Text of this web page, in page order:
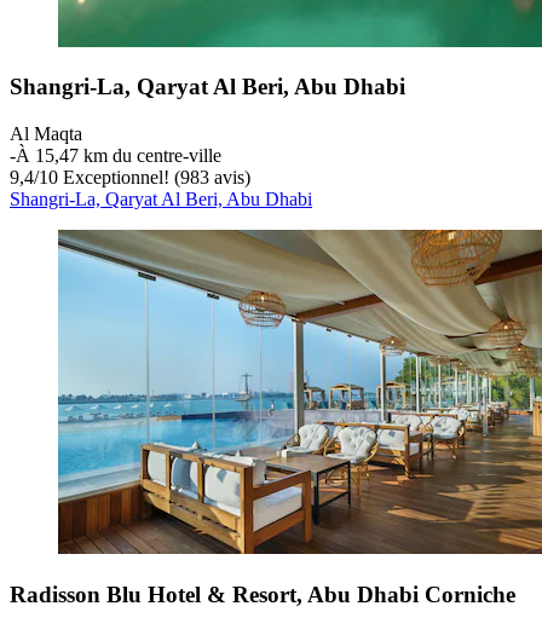
Shangri-La, Qaryat Al Beri, Abu Dhabi
Al Maqta
‐À 15,47 km du centre-ville
9,4/10 Exceptionnel! (983 avis)
Shangri-La, Qaryat Al Beri, Abu Dhabi
Radisson Blu Hotel & Resort, Abu Dhabi Corniche